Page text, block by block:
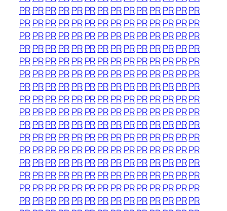
PRPRPRPRPR PRPRPRPRPRPRPR PRPR
PRPRPRPRPR PRPRPRPRPRPRPR PRPR
PRPRPRPRPR PRPRPRPRPRPRPR PRPR
PRPRPRPRPR PRPRPRPRPRPRPR PRPR
PRPRPRPRPR PRPRPRPRPRPRPR PRPR
PRPRPRPRPR PRPRPRPRPRPRPR PRPR
PRPRPRPRPR PRPRPRPRPRPRPR PRPR
PRPRPRPRPR PRPRPRPRPRPRPR PRPR
PRPRPRPRPR PRPRPRPRPRPRPR PRPR
PRPRPRPRPR PRPRPRPRPRPRPR PRPR
PRPRPRPRPR PRPRPRPRPRPRPR PRPR
PRPRPRPRPR PRPRPRPRPRPRPR PRPR
PRPRPRPRPR PRPRPRPRPRPRPR PRPR
PRPRPRPRPR PRPRPRPRPRPRPR PRPR
PRPRPRPRPR PRPRPRPRPRPRPR PRPR
PRPRPRPRPR PRPRPRPRPRPRPR PRPR